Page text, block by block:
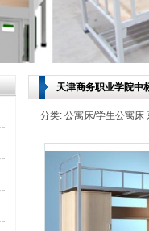
天津商务职业学院中
分类: 公寓床/学生公寓